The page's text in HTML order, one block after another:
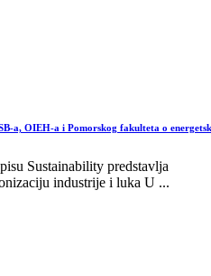
a, OIEH-a i Pomorskog fakulteta o
Sustainability predstavlja
industrije i luka U ...